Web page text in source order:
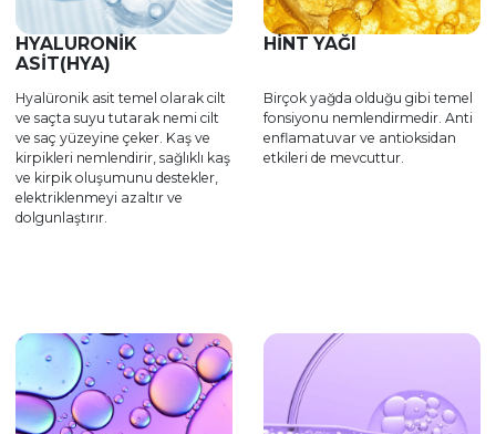
HYALURONİK
ASİT(HYA)
Hyalüronik asit temel olarak cilt
ve saçta suyu tutarak nemi cilt
ve saç yüzeyine çeker. Kaş ve
kirpikleri nemlendirir, sağlıklı kaş
ve kirpik oluşumunu destekler,
elektriklenmeyi azaltır ve
dolgunlaştırır.
HINT YAĞI
Birçok yağda olduğu gibi temel
fonsiyonu nemlendirmedir. Anti
enflamatuvar ve antioksidan
etkileri de mevcuttur.